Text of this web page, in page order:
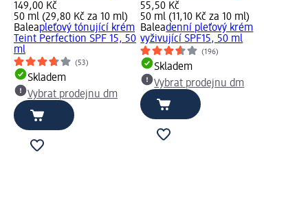
149,00 Kč
50 ml (29,80 Kč za 10 ml)
Baleapleťový tónující krém
Teint Perfection SPF 15, 50
ml
(53)
Skladem
Vybrat prodejnu dm
55,50 Kč
50 ml (11,10 Kč za 10 ml)
Baleadenní pleťový krém
vyživující SPF15, 50 ml
(196)
Skladem
Vybrat prodejnu dm